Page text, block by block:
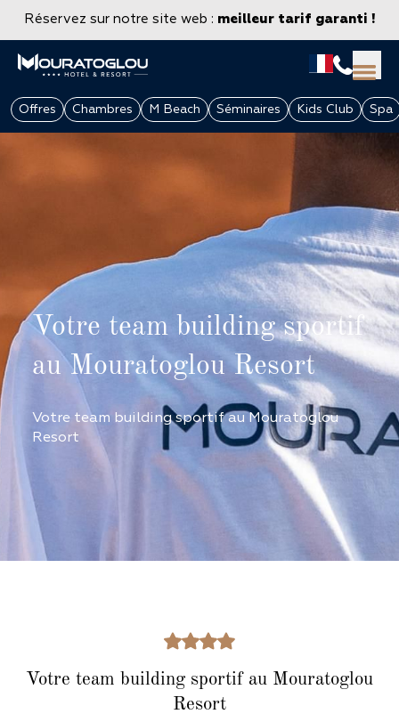
Réservez sur notre site web : meilleur tarif garanti !
GROUPES & ENTREPRISES
Offres Chambres M Beach Séminaires Kids Club Spa
Votre team building sportif
au Mouratoglou Resort
Votre team building sportif au Mouratoglou
Resort
Votre team building sportif au Mouratoglou
Resort